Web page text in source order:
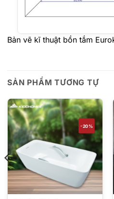
Bản vẽ kĩ thuật bồn tắm
SẢN PHẨM TƯƠNG TỰ
-20%